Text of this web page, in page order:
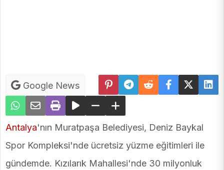
Google News
Antalya'nın Muratpaşa Belediyesi, Deniz Baykal
Spor Kompleksi'nde ücretsiz yüzme eğitimleri ile
gündemde. Kızılarık Mahallesi'nde 30 milyonluk